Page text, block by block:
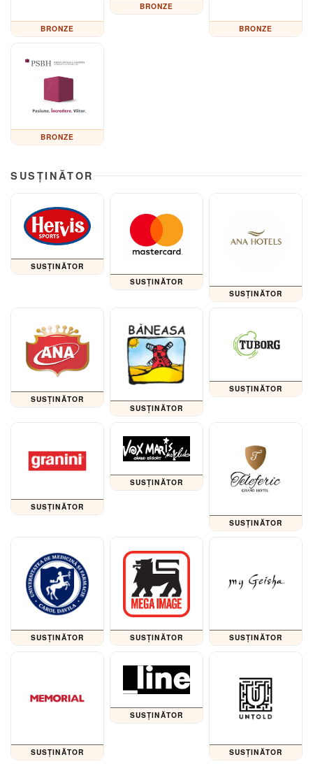
BRONZE
BRONZE
BRONZE
BRONZE
SUSȚINĂTOR
SUSȚINĂTOR
SUSȚINĂTOR
SUSȚINĂTOR
SUSȚINĂTOR
SUSȚINĂTOR
SUSȚINĂTOR
SUSȚINĂTOR
SUSȚINĂTOR
SUSȚINĂTOR
SUSȚINĂTOR SUSȚINĂTOR SUSȚINĂTOR
SUSȚINĂTOR
SUSȚINĂTOR
SUSȚINĂTOR